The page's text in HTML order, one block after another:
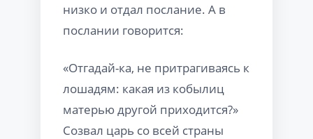
низко и отдал послание. А в
послании говорится:
«Отгадай-ка, не притрагиваясь к
лошадям: какая из кобылиц
матерью другой приходится?»
Созвал царь со всей страны